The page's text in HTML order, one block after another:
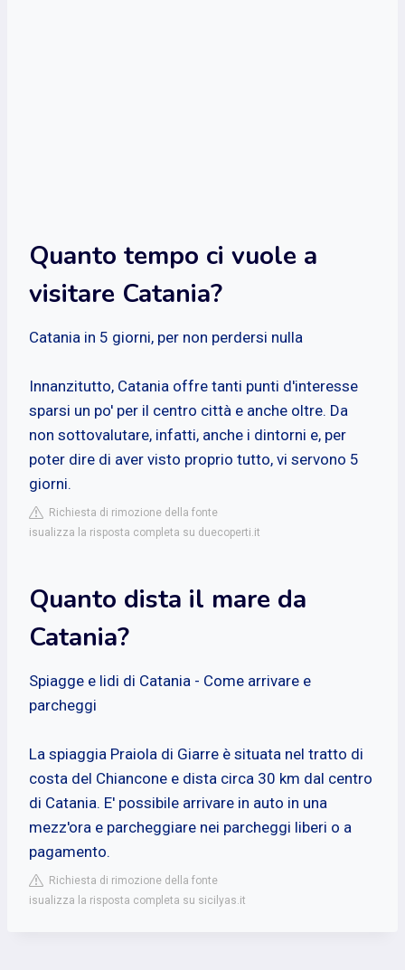
Quanto tempo ci vuole a
visitare Catania?
Catania in 5 giorni, per non perdersi nulla
Innanzitutto, Catania offre tanti punti d'interesse
sparsi un po' per il centro città e anche oltre. Da
non sottovalutare, infatti, anche i dintorni e, per
poter dire di aver visto proprio tutto, vi servono 5
giorni.
Richiesta di rimozione della fonte
isualizza la risposta completa su duecoperti.it
Quanto dista il mare da
Catania?
Spiagge e lidi di Catania - Come arrivare e
parcheggi
La spiaggia Praiola di Giarre è situata nel tratto di
costa del Chiancone e dista circa 30 km dal centro
di Catania. E' possibile arrivare in auto in una
mezz'ora e parcheggiare nei parcheggi liberi o a
pagamento.
Richiesta di rimozione della fonte
isualizza la risposta completa su sicilyas.it